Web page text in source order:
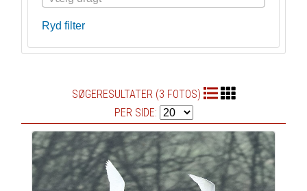
Ryd filter
SØGERESULTATER (3 FOTOS)
PER SIDE: